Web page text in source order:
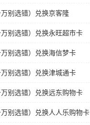
别选错）兑换京客隆
别选错）兑换永旺超市卡
别选错）兑换海信梦卡
别选错）兑换津城通卡
别选错）兑换远东购物卡
别选错）兑换人人乐购物卡